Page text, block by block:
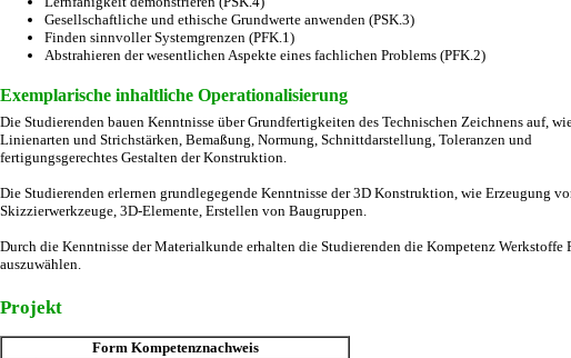
Gesellschaftliche und ethische Grundwerte anwenden (PSK.3)
Finden sinnvoller Systemgrenzen (PFK.1)
Abstrahieren der wesentlichen Aspekte eines fachlichen Problems (PFK.2)
Exemplarische inhaltliche Operationalisierung
Die Studierenden bauen Kenntnisse über Grundfertigkeiten des Technischen Zeichnens auf,
Linienarten und Strichstärken, Bemaßung, Normung, Schnittdarstellung, Toleranzen und
fertigungsgerechtes Gestalten der Konstruktion.
Die Studierenden erlernen grundlegegende Kenntnisse der 3D Konstruktion, wie Erzeugung
Skizzierwerkzeuge, 3D-Elemente, Erstellen von Baugruppen.
Durch die Kenntnisse der Materialkunde erhalten die Studierenden die Kompetenz Werkstoffe
auszuwählen.
Projekt
Form Kompetenznachweis